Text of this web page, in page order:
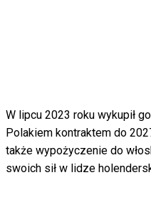
W lipcu 2023 roku wykupił
Polakiem kontraktem do
także wypożyczenie do
swoich sił w lidze